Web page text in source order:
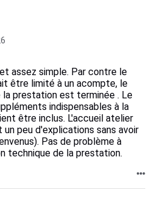
assez simple. Par contre le
être limité à un acompte, le
prestation est terminée . Le
indispensables à la
être inclus. L'accueil atelier
peu d'explications sans avoir
Pas de problème à
technique de la prestation.